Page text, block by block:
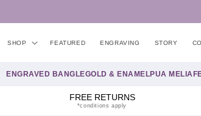
au
SHOP FEATURED ENGRAVING STORY
ENGRAVED BANGLEGOLD & ENAMELPUA MELIA
FREE RETURNS
*conditions apply